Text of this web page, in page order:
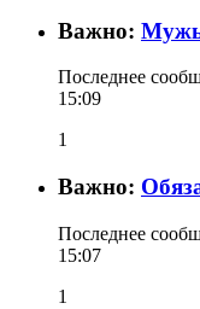
Важно:
Последнее
15:09
1
Важно:
Последнее
15:07
1